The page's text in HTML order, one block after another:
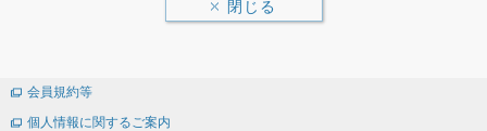
閉じる
会員規約等
個人情報に関するご案内